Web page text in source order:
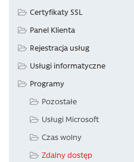
Certyfikaty SSL
Panel Klienta
Rejestracja usług
Usługi informatyczne
Programy
Pozostałe
Usługi Microsoft
Czas wolny
Zdalny dostęp